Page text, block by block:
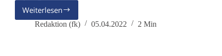
WeiterlesenPressemitteilung
zur
Redaktion (fk) 05.04.2022 2 Min